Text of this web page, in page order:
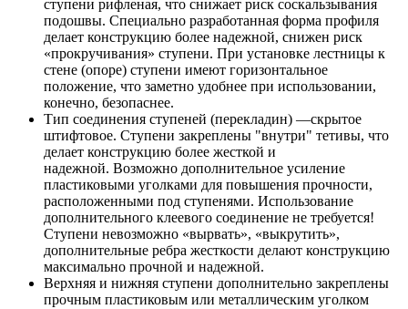
ступени рифленая, что снижает риск соскальзывания
подошвы. Специально разработанная форма профиля
делает конструкцию более надежной, снижен риск
«прокручивания» ступени. При установке лестницы к
стене (опоре) ступени имеют горизонтальное
положение, что заметно удобнее при использовании,
конечно, безопаснее.
Тип соединения ступеней (перекладин) —скрытое
штифтовое. Ступени закреплены "внутри" тетивы, что
делает конструкцию более жесткой и
надежной. Возможно дополнительное усиление
пластиковыми уголками для повышения прочности,
расположенными под ступенями. Использование
дополнительного клеевого соединение не требуется!
Ступени невозможно «вырвать», «выкрутить»,
дополнительные ребра жесткости делают конструкцию
максимально прочной и надежной.
Верхняя и нижняя ступени дополнительно закреплены
прочным пластиковым или металлическим уголком